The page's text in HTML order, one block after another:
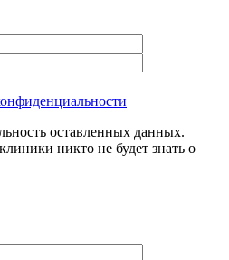
оставленных данных.
никто не будет знать о